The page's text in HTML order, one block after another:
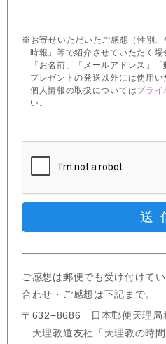
※お寄せいただいたご感想（性別
時報」等で紹介させていただく場
「お名前」「メールアドレス」
プレゼントの発送以外には使用い
個人情報の取扱についてはプライ
い。
ご感想は郵便でも受け付けて
合わせ・ご感想は下記まで。
〒632−8686 日本郵便天理局
天理教道友社「天理教の時